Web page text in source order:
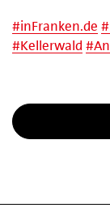
#inFranken.de #
#Kellerwald #